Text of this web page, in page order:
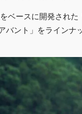
ベースに開発され
バント」をラインナ